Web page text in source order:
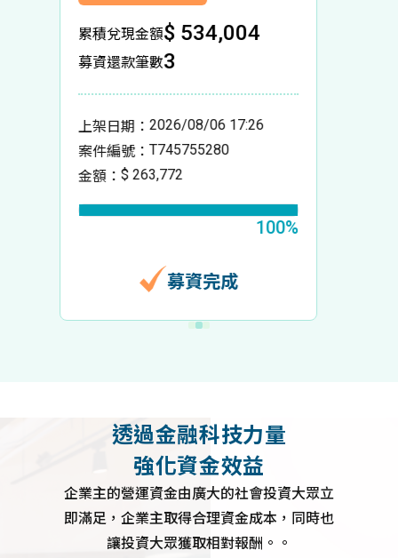
累積兌現金額$ 2,669,310
募資還款筆數16
上架日期 2026/08/05 17:15
案件編號 T143660117
金額 $ 170,124
100%
募資完成
透過金融科技力量
強化資金效益
企業主的營運資金由廣大的社會投資大眾立
即滿足，企業主取得合理資金成本，同時也
讓投資大眾獲取相對報酬。